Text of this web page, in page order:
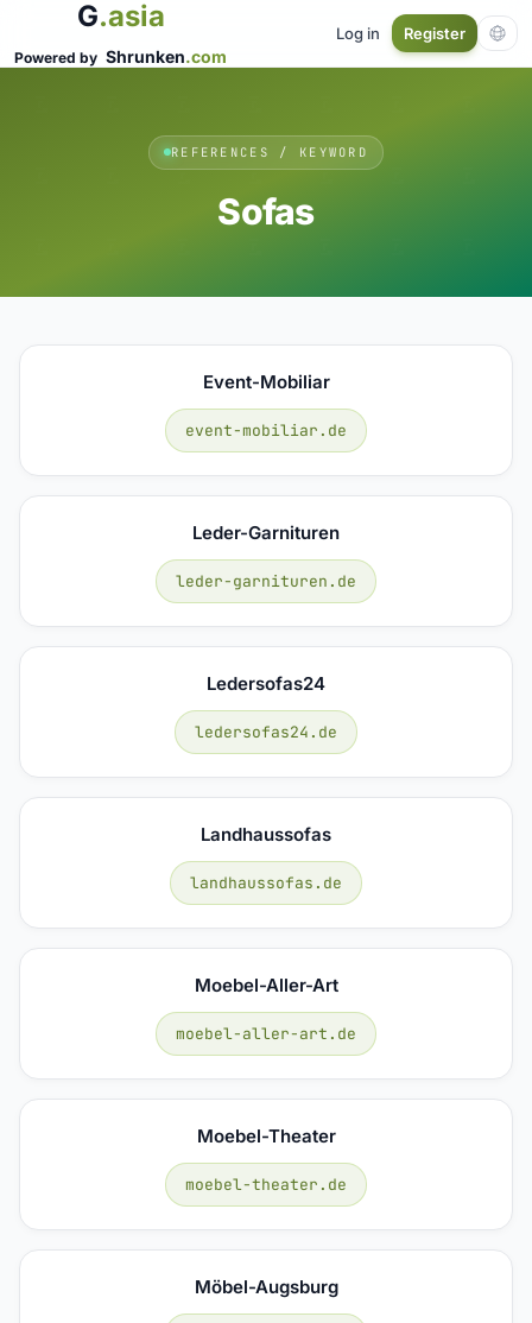
G.asia
Powered by Shrunken.com
Log in Register
REFERENCES / KEYWORD
Sofas
Event-Mobiliar
event-mobiliar.de
Leder-Garnituren
leder-garnituren.de
Ledersofas24
ledersofas24.de
Landhaussofas
landhaussofas.de
Moebel-Aller-Art
moebel-aller-art.de
Moebel-Theater
moebel-theater.de
Möbel-Augsburg